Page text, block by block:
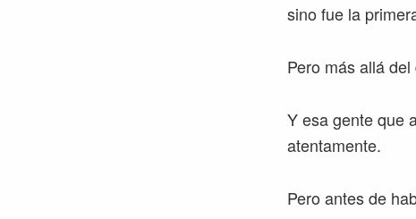
sino fue la
Pero más allá
Y esa gente que
atentamente.
Pero antes de